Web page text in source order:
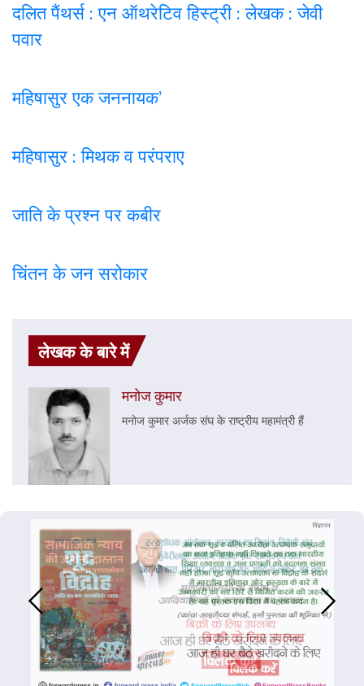
दलित पैंथर्स : एन ऑथरेटिव हिस्ट्री : लेखक : जेवी
पवार
महिषासुर एक जननायक’
महिषासुर : मिथक व परंपराए
जाति के प्रश्न पर कबीर
चिंतन के जन सरोकार
लेखक के बारे में
मनोज कुमार
मनोज कुमार अर्जक संघ के राष्ट्रीय महामंत्री हैं